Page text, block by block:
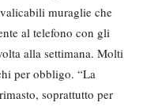
muraglie che
al telefono con gli
alla settimana. Molti
per obbligo. “La
soprattutto per